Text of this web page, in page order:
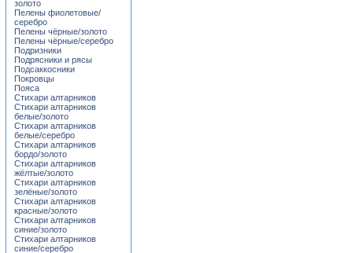
золото
Пелены фиолетовые/
серебро
Пелены чёрные/золото
Пелены чёрные/серебро
Подризники
Подрясники и рясы
Подсаккосники
Покровцы
Пояса
Стихари алтарников
Стихари алтарников
белые/золото
Стихари алтарников
белые/серебро
Стихари алтарников
бордо/золото
Стихари алтарников
жёлтые/золото
Стихари алтарников
зелёные/золото
Стихари алтарников
красные/золото
Стихари алтарников
синие/золото
Стихари алтарников
синие/серебро